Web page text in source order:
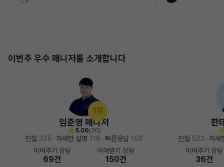
이번주 우수 매니저를 소개합니다
1위
임준영 매니저
5.00(30)
친절 325 · 자세한 설명 116 · 빠른응답 156
이어주기 상담
69건
이어받기 상담
150건
한
친절 523 · 자
이어주기 상담
36건